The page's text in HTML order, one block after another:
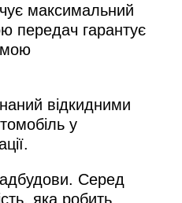
максимальний
передач гарантує
відкидними
у
Серед
яка робить